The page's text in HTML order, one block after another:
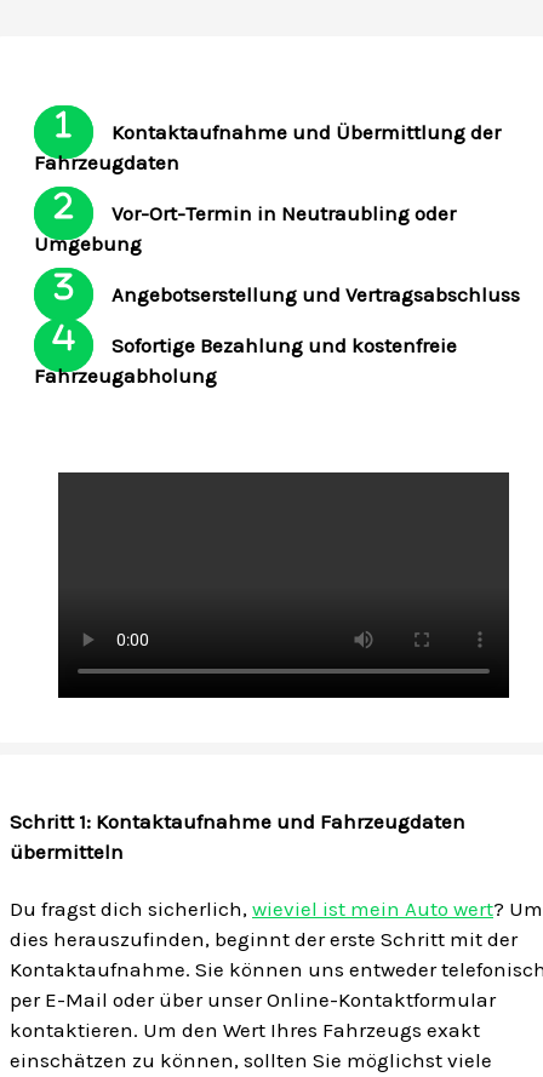
Kontaktaufnahme und Übermittlung der
Fahrzeugdaten
Vor-Ort-Termin in Neutraubling oder
Umgebung
Angebotserstellung und Vertragsabschluss
Sofortige Bezahlung und kostenfreie
Fahrzeugabholung
Schritt 1: Kontaktaufnahme und Fahrzeugdaten
übermitteln
Du fragst dich sicherlich, wieviel ist mein Auto wert? Um
dies herauszufinden, beginnt der erste Schritt mit der
Kontaktaufnahme. Sie können uns entweder
per E-Mail oder über unser Online-Kontaktformular
kontaktieren. Um den Wert Ihres Fahrzeugs exakt
einschätzen zu können, sollten Sie möglichst viele